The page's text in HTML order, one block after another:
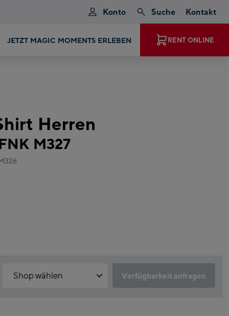
Konto Suche Kontakt
JETZT MAGIC MOMENTS ERLEBEN RENT ONLINE
Herren
M327
Shop wählen Verfügbarkeit anfragen